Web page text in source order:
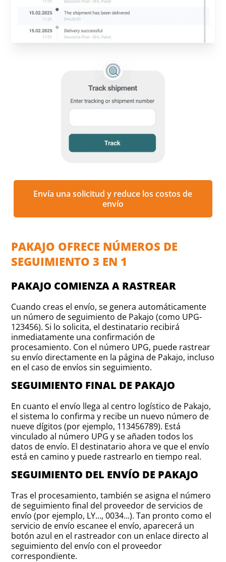
Envía una solicitud y reduce los costos de
envío
PAKAJO OFRECE NÚMEROS DE
SEGUIMIENTO 3 EN 1
PAKAJO COMIENZA A RASTREAR
Cuando creas el envío, se genera automáticamente
un número de seguimiento de Pakajo (como UPG-
123456). Si lo solicita, el destinatario recibirá
inmediatamente una confirmación de
procesamiento. Con el número UPG, puede rastrear
su envío directamente en la página de Pakajo, incluso
en el caso de envíos sin seguimiento.
SEGUIMIENTO FINAL DE PAKAJO
En cuanto el envío llega al centro logístico de Pakajo,
el sistema lo confirma y recibe un nuevo número de
nueve dígitos (por ejemplo, 113456789). Está
vinculado al número UPG y se añaden todos los
datos de envío. El destinatario ahora ve que el envío
está en camino y puede rastrearlo en tiempo real.
SEGUIMIENTO DEL ENVÍO DE PAKAJO
Tras el procesamiento, también se asigna el número
de seguimiento final del proveedor de servicios de
envío (por ejemplo, LY..., 0034...). Tan pronto como el
servicio de envío escanee el envío, aparecerá un
botón azul en el rastreador con un enlace directo al
seguimiento del envío con el proveedor
correspondiente.